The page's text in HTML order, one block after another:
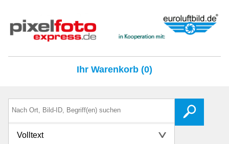
Ihr Warenkorb (0)
Volltext